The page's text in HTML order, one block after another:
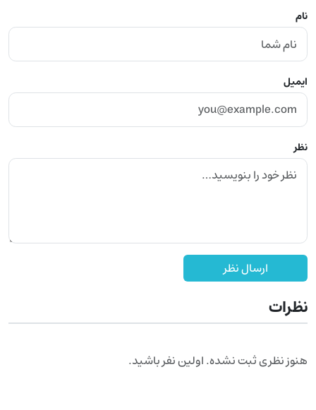
نام
ایمیل
نظر
ارسال نظر
نظرات
هنوز نظری ثبت نشده. اولین نفر باشید.